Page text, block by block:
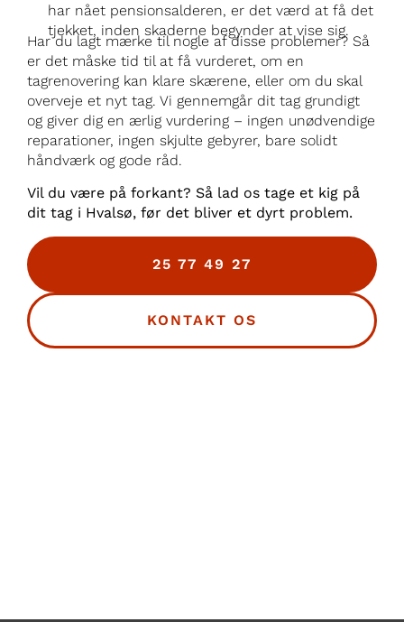
har nået pensionsalderen, er det værd at få det
tjekket, inden skaderne begynder at vise sig.
Har du lagt mærke til nogle af disse problemer? Så
er det måske tid til at få vurderet, om en
tagrenovering kan klare skærene, eller om du skal
overveje et nyt tag. Vi gennemgår dit tag grundigt
og giver dig en ærlig vurdering – ingen unødvendige
reparationer, ingen skjulte gebyrer, bare solidt
håndværk og gode råd.
Vil du være på forkant? Så lad os tage et kig på
dit tag i Hvalsø, før det bliver et dyrt problem.
25 77 49 27
KONTAKT OS